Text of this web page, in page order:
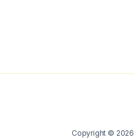
Copyright © 2026